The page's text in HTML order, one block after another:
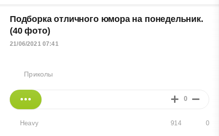
Подборка отличного юмора на понедельник.
(40 фото)
21/06/2021 07:41
Приколы
0
Heavy 0
914